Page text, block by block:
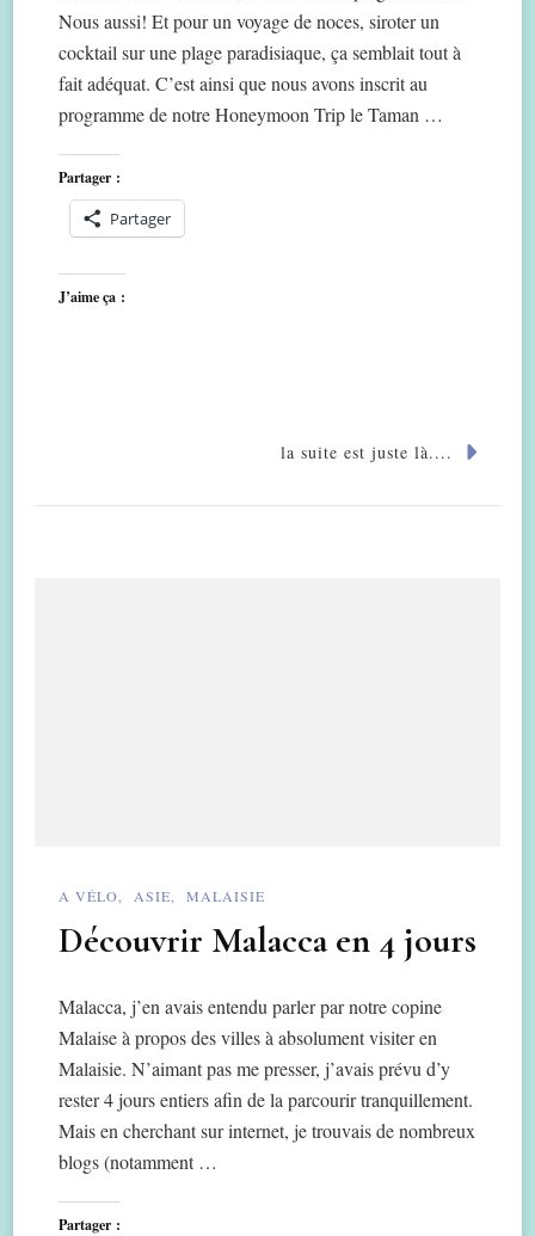
Nous aussi! Et pour un voyage de noces, siroter un
cocktail sur une plage paradisiaque, ça semblait tout à
fait adéquat. C’est ainsi que nous avons inscrit au
programme de notre Honeymoon Trip le Taman …
Partager :
Partager
J’aime ça :
la suite est juste là....
A VÉLO ASIE MALAISIE
Découvrir Malacca en 4 jours
Malacca, j’en avais entendu parler par notre copine
Malaise à propos des villes à absolument visiter en
Malaisie. N’aimant pas me presser, j’avais prévu d’y
rester 4 jours entiers afin de la parcourir tranquillement.
Mais en cherchant sur internet, je trouvais de nombreux
blogs (notamment …
Partager :